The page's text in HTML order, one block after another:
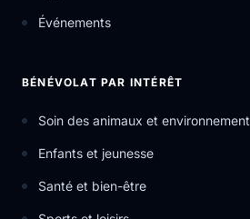
Événements
BÉNÉVOLAT PAR INTÉRÊT
Soin des animaux et environnement
Enfants et jeunesse
Santé et bien-être